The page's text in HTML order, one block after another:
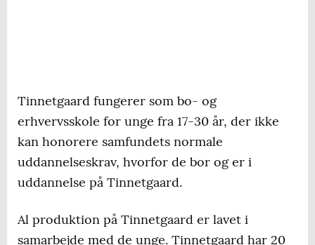
Tinnetgaard fungerer som bo- og
erhvervsskole for unge fra 17-30 år, der ikke
kan honorere samfundets normale
uddannelseskrav, hvorfor de bor og er i
uddannelse på Tinnetgaard.
Al produktion på Tinnetgaard er lavet i
samarbejde med de unge. Tinnetgaard har 20